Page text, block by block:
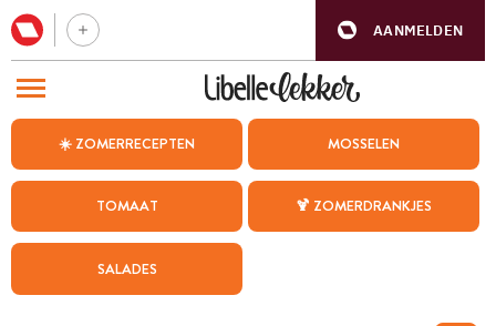
AANMELDEN
☀️ ZOMERRECEPTEN MOSSELEN
TOMAAT 🍹 ZOMERDRANKJES
SALADES
BEZOEK ONZE ANDERE WEBSITES
WEEKMENU
CHAT MET MAIA